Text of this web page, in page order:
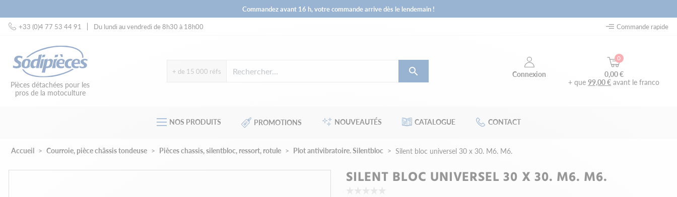
Commandez avant 16 h, votre commande arrive dès le lendemain !
+33 (0)4 77 53 44 91
Du lundi au vendredi de 8h30 à 18h00 Commande rapide
Pièces détachées pour les
pros de la motoculture
+ de 15 000 réfs  Connexion
0
0,00 €
+ que99,00 € avant le franco
NOS PRODUITS PROMOTIONS NOUVEAUTÉS CATALOGUE CONTACT
Accueil Courroie, pièce châssis tondeuse Pièces chassis, silentbloc, ressort, rotule Plot antivibratoire. Silentbloc Silent bloc universel 30 x 30. M6. M6.
SILENT BLOC UNIVERSEL 30 X 30. M6. M6.